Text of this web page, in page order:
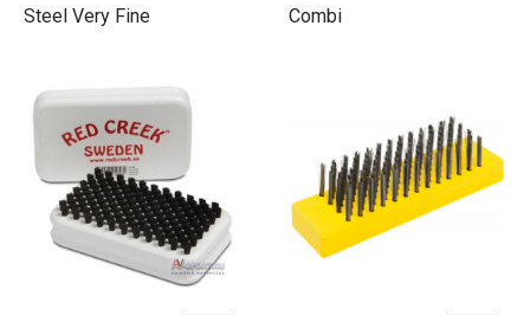
Steel Very Fine
Combi